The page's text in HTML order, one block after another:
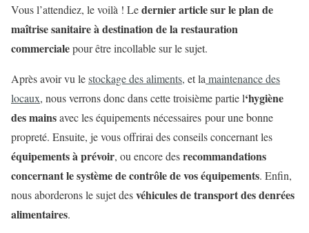
Vous l’attendiez, le voilà ! Ledernier article sur le plan de
maîtrise sanitaire à destination de la restauration
commercialepour être incollable sur le sujet.
Après avoir vu lestockage des aliments, et la maintenance des
locaux, nous verrons donc dans cette troisième partie l‘hygiène
des mainsavec les équipements nécessaires pour une bonne
propreté. Ensuite, je vous offrirai des conseils concernant les
équipements à prévoir, ou encore desrecommandations
concernant le système de contrôle de vos équipements. Enfin,
nous aborderons le sujet desvéhicules de transport des denrées
alimentaires.